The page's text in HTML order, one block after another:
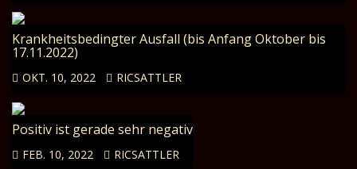
Krankheitsbedingter Ausfall (bis Anfang Oktober bis
17.11.2022)
OKT. 10, 2022 RICSATTLER
Positiv ist gerade sehr negativ
FEB. 10, 2022 RICSATTLER